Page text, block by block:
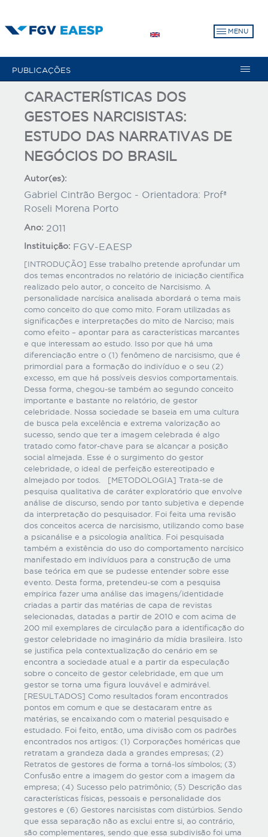
para
MENU
PUBLICAÇÕES
CARACTERÍSTICAS DOS
GESTOES NARCISISTAS:
ESTUDO DAS NARRATIVAS DE
NEGÓCIOS DO BRASIL
Autor(es):
Gabriel Cintrão Bergoc - Orientadora: Profª
Roseli Morena Porto
Ano: 2011
Instituição: FGV-EAESP
[INTRODUÇÃO] Esse trabalho pretende aprofundar um
dos temas encontrados no relatório de iniciação científica
realizado pelo autor, o conceito de Narcisismo. A
personalidade narcísica analisada abordará o tema mais
como conceito do que como mito. Foram utilizadas as
significações e interpretações do mito de Narciso; mais
como efeito – apontar para as características marcantes
e que interessam ao estudo. Isso por que há uma
diferenciação entre o (1) fenômeno de narcisismo, que é
primordial para a formação do indivíduo e o seu (2)
excesso, em que há possíveis desvios comportamentais.
Dessa forma, chegou-se também ao segundo conceito
importante e bastante no relatório, de gestor
celebridade. Nossa sociedade se baseia em uma cultura
de busca pela excelência e extrema valorização ao
sucesso, sendo que ter a imagem celebrada é algo
tratado como fator-chave para se alcançar a posição
social almejada. Esse é o surgimento do gestor
celebridade, o ideal de perfeição estereotipado e
almejado por todos. [METODOLOGIA] Trata-se de
pesquisa qualitativa de caráter exploratório que envolve
análise de discurso, sendo por tanto subjetiva e depende
da interpretação do pesquisador. Foi feita uma revisão
dos conceitos acerca de narcisismo, utilizando como base
a psicanálise e a psicologia analítica. Foi pesquisada
também a existência do uso do comportamento narcísico
manifestado em indivíduos para a construção de uma
base teórica em que se pudesse entender sobre esse
evento. Desta forma, pretendeu-se com a pesquisa
empírica fazer uma análise das imagens/identidade
criadas a partir das matérias de capa de revistas
selecionadas, datadas a partir de 2010 e com acima de
200 mil exemplares de circulação para a identificação do
gestor celebridade no imaginário da mídia brasileira. Isto
se justifica pela contextualização do cenário em se
encontra a sociedade atual e a partir da especulação
sobre o conceito de gestor celebridade, em que um
gestor se torna uma figura louvável e admirável.
[RESULTADOS] Como resultados foram encontrados
pontos em comum e que se destacaram entre as
matérias, se encaixando com o material pesquisado e
estudado. Foi feito, então, uma divisão com os padrões
encontrados nos artigos: (1) Corporações homéricas que
retratam a grandeza dada a grandes empresas; (2)
Retratos de gestores de forma a torná-los símbolos; (3)
Confusão entre a imagem do gestor com a imagem da
empresa; (4) Sucesso pelo patrimônio; (5) Descrição das
características físicas, pessoais e personalidade dos
gestores e (6) Gestores narcisistas com distúrbios. Sendo
que essa separação não as exclui entre si, ao contrário,
são complementares, sendo que essa subdivisão foi uma